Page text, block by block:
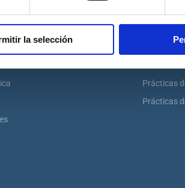
la selección
Prácticas
Prácticas
Prácticas
Prácticas